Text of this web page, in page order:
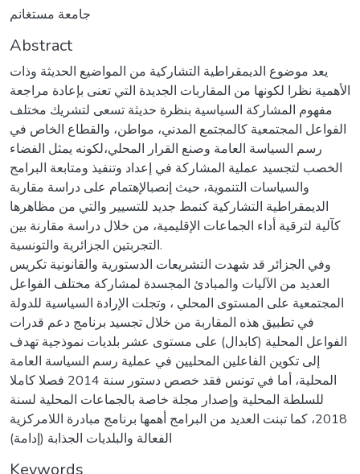
جامعة مستغانم
Abstract
يعد موضوع الديمقراطية التشاركية من المواضيع الحديثة وذات
الأهمية نظرا لكونها من المقاربات الجديدة التي تعنى بإعادة مراجعة
مفهوم المشاركة السياسية بنظرة حديثة تسعى لتشريك مختلف
الفواعل المجتمعية كالمجتمع المدني، مواطن، والقطاع الخاص في
رسم السياسة العامة وصنع القرار المحلي،لكونه يمثل الفضاء
الخصب لتجسيد عملية المشاركة في إعداد وتنفيذ ومتابعة البرامج
والسياسات التنموية، حيث إنصبالإهتمام على دراسة مقاربة
الديمقراطية التشاركية كنمط جديد للتسيير والتي من مظاهرها
كآلية لترقية أداء الجماعات الإقليمية، من خلال دراسة مقارنة بين
التجربتين الجزائرية والتونسية.
وفي الجزائر قد شهدت التشريعات الدستورية والقانونية تكريس
العديد من الآليات والمبادئ المجسدة لمشاركة مختلف الفواعل
المجتمعية على المستوى المحلي ، وتجلت الإرادة السياسية للدولة
في تطبيق هذه المقاربة من خلال تجسيد برنامج دعم قدرات
الفواعل المحلية (كابدال) على مستوى عشر بلديات نموذجية تهدف
إلى تكوين الفاعلين المحليين في عملية رسم السياسة العامة
المحلية، أما في تونس فقد خصص دستور سنة 2014 فصلا كاملا
للسلطة المحلية وإصدار مجلة خاصة بالجماعات المحلية لسنة
2018، كما تبنت العديد من البرامج أهمها برنامج مبادرة اللامركزية
الفعالة والبلديات الجذابة (إدامة)
Keywords